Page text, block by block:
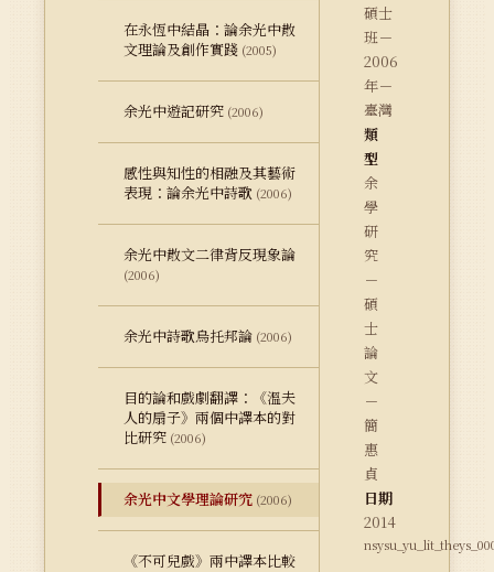
在永恆中結晶：論余光中散
文理論及創作實踐 (2005)
余光中遊記研究 (2006)
感性與知性的相融及其藝術
表現：論余光中詩歌 (2006)
余光中散文二律背反現象論
(2006)
余光中詩歌烏托邦論 (2006)
目的論和戲劇翻譯：《溫夫
人的扇子》兩個中譯本的對
比研究 (2006)
余光中文學理論研究 (2006)
《不可兒戲》兩中譯本比較
碩士
班－
2006
年－
臺灣
類
型
余
學
研
究
－
碩
士
論
文
－
簡
惠
貞
日期
2014